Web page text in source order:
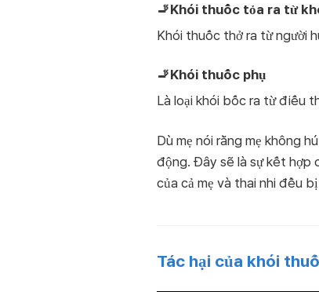
🚬Khói thuốc tỏa ra từ
Khói thuốc thở ra từ người
🚬Khói thuốc phụ
Là loại khói bốc ra từ điếu
Dù mẹ nói rằng mẹ không
động. Đây sẽ là sự kết hợp
của cả mẹ và thai nhi đều
Tác hại của khói